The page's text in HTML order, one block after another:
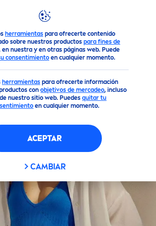
herramientaspara ofrecerte contenido
sobre nuestros productos para fines de
en nuestra y en otras páginas web. Puede
consentimientoen cualquier momento.
herramientaspara ofrecerte información
conobjetivos de mercadeo, incluso
nuestro sitio web. Puedesquitar tu
en cualquier momento.
ACEPTAR
CAMBIAR